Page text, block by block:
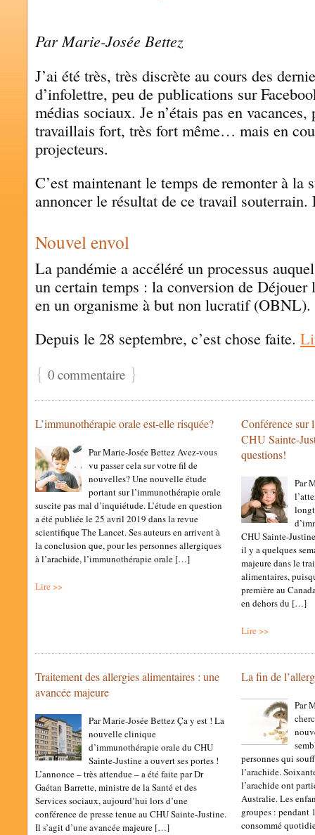
Par Marie-Josée Bettez
J’ai été très, très discrète au cours des
d’infolettre, peu de publications sur
médias sociaux. Je n’étais pas en vacances,
travaillais fort, très fort même… mais en
projecteurs.
C’est maintenant le temps de remonter à la
annoncer le résultat de ce travail
Nouvel envol
La pandémie a accéléré un processus
un certain temps : la conversion de
en un organisme à but non lucratif (OBNL).
Depuis le 28 septembre, c’est chose faite.
{ 0 commentaire }
L’immunothérapie orale est-elle risquée?
Par Marie-Josée Bettez Avez-vous
vu passer cela sur votre fil de
nouvelles? Une nouvelle étude
portant sur l’immunothérapie orale
suscite pas mal d’inquiétude. L’étude en question
a été publiée le 25 avril 2019 dans la revue
scientifique The Lancet. Ses auteurs en arrivent à
la conclusion que, pour les personnes allergiques
à l’arachide, l’immunothérapie orale […]
Lire >>
Conférence sur
CHU Sainte-
questions!
Par
CHU Sainte-
il y a quelques
majeure dans le
alimentaires,
première au
en dehors du […]
Lire >>
Traitement des allergies alimentaires : une
avancée majeure
Par Marie-Josée Bettez Ça y est ! La
nouvelle clinique
d’immunothérapie orale du CHU
Sainte-Justine a ouvert ses portes !
L’annonce – très attendue – a été faite par Dr
Gaétan Barrette, ministre de la Santé et des
Services sociaux, aujourd’hui lors d’une
conférence de presse tenue au CHU Sainte-Justine.
Il s’agit d’une avancée majeure […]
La fin de
Par
personnes qui
l’arachide.
l’arachide ont
Australie. Les
groupes : pendant
consommé